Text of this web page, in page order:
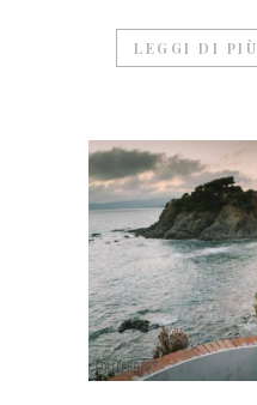
LEGGI DI PIÙ